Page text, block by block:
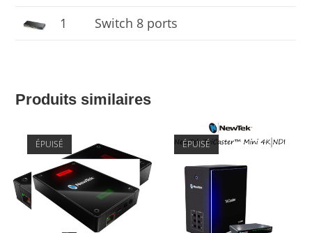
1 Switch 8 ports
Produits similaires
ÉPUISÉ ÉPUISÉ